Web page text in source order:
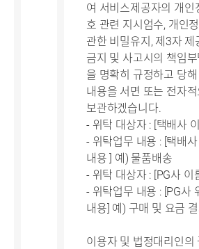
여 서비스제공자의 개인
호 관련 지시엄수, 개인
관한 비밀유지, 제3자 제
금지 및 사고시의 책임
을 명확히 규정하고 당
내용을 서면 또는 전자
보관하겠습니다.
- 위탁 대상자 : [택배사
- 위탁업무 내용 : [택배
내용 ] 예) 물품배송
- 위탁 대상자 : [PG사 이
- 위탁업무 내용 : [PG사
내용] 예) 구매 및 요금 결
이용자 및 법정대리인의